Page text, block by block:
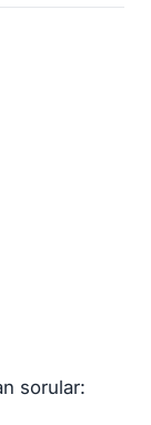
sorular: